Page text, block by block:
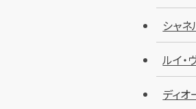
シャ
ルイ・
ディ